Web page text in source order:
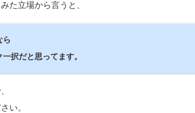
た立場から言うと、
ら
択だと思ってます。
い。